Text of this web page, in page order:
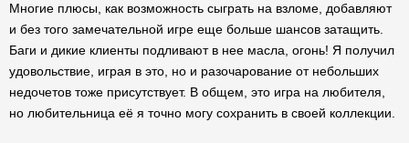
Многие плюсы, как возможность сыграть на взломе, добавляют
и без того замечательной игре еще больше шансов затащить.
Баги и дикие клиенты подливают в нее масла, огонь! Я получил
удовольствие, играя в это, но и разочарование от небольших
недочетов тоже присутствует. В общем, это игра на любителя,
но любительница её я точно могу сохранить в своей коллекции.